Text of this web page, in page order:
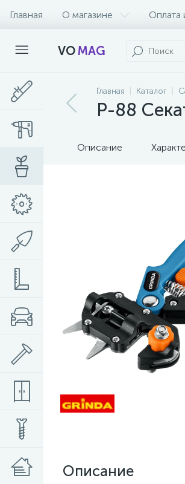
Главная О магазине Оплата
VOMAG
Главная Каталог
P-88
Описание
Описание